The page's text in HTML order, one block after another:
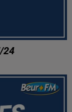
24